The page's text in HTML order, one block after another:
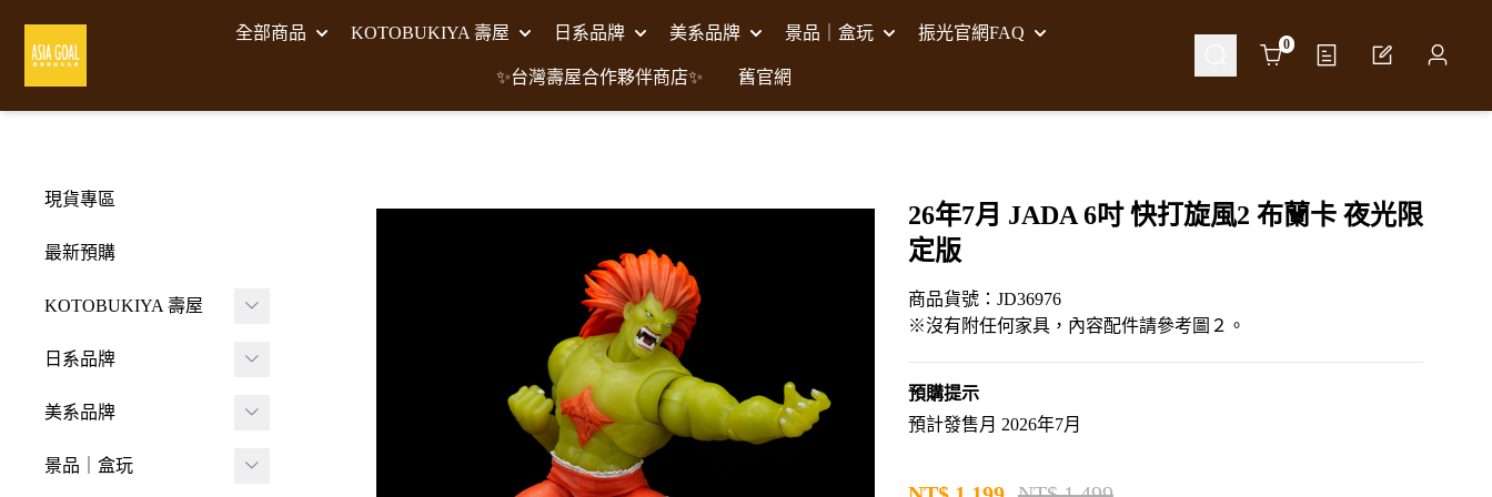
全部商品 KOTOBUKIYA 壽屋 日系品牌 美系品牌 景品｜盒玩 振光官網FAQ
✨台灣壽屋合作夥伴商店✨ 舊官網
Cart 0
現貨專區
最新預購
KOTOBUKIYA 壽屋
壽屋 組裝模型
少女
日系品牌
A･DIMENSION
BellFine
美系品牌
HIYA TOYS
景品｜盒玩
26年7月 JADA 6吋 快打旋風2 布蘭卡 夜光限
定版
商品貨號：JD36976
※沒有附任何家具，內容配件請參考圖２。
預購提示
預計發售月 2026年7月